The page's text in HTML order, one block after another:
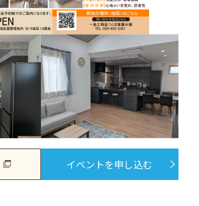
イベントを申し込む